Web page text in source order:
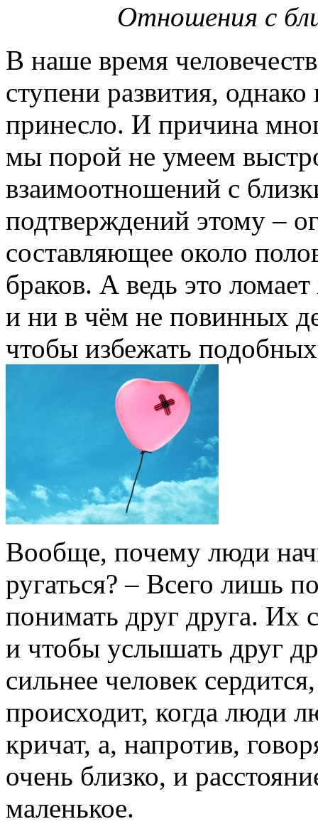
Отношения с
В наше время
ступени развития,
принесло. И причина
мы порой не умеем
взаимоотношений с
подтверждений этому –
составляющее около
браков. А ведь это
и ни в чём не повинных
чтобы избежать
Вообще, почему люди
ругаться? – Всего лишь
понимать друг друга. Их
и чтобы услышать друг
сильнее человек
происходит, когда люди
кричат, а, напротив,
очень близко, и
маленькое.